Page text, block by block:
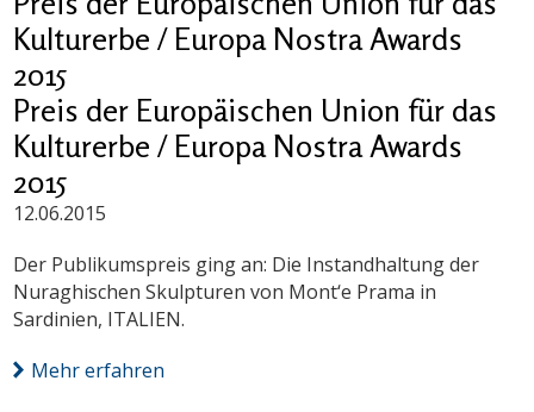
Kulturerbe / Europa Nostra Awards
2015
Preis der Europäischen Union für das
Kulturerbe / Europa Nostra Awards
2015
12.06.2015
Der Publikumspreis ging an: Die Instandhaltung der
Nuraghischen Skulpturen von Mont‘e Prama in
Sardinien, ITALIEN.
Mehr erfahren